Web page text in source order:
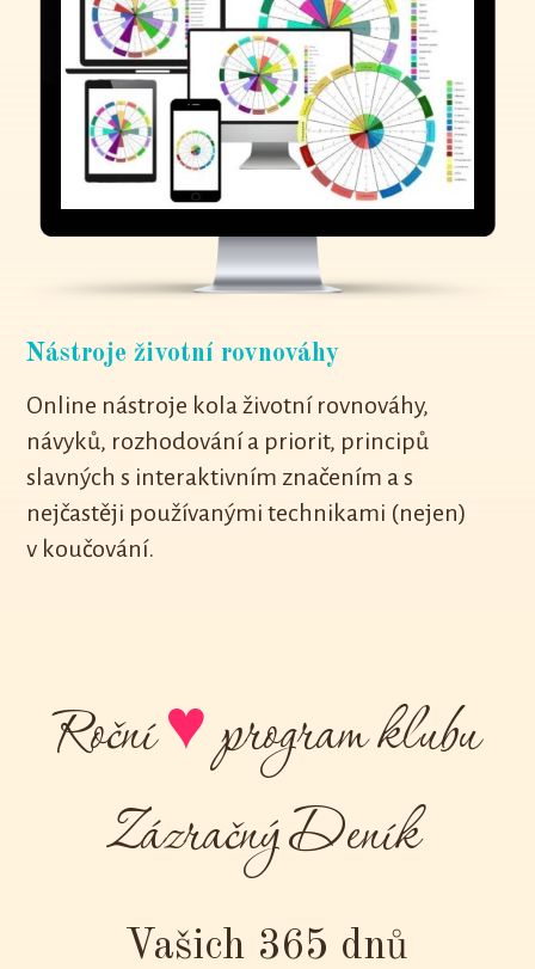
Nástroje životní rovnováhy
Online nástroje kola životní rovnováhy,
návyků, rozhodování a priorit, principů
slavných s interaktivním značením a s
nejčastěji používanými technikami (nejen)
v koučování.
Roční♥program klubu
Zázračný Deník
Vašich 365 dnů